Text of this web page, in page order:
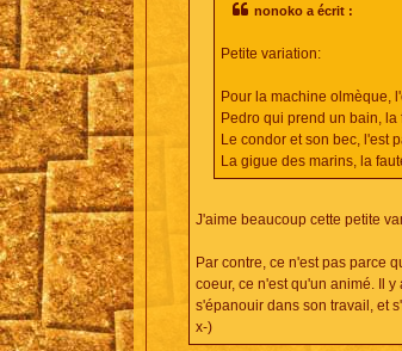
nonoko a écrit :
Petite variation:
Pour la machine olmèque,
Pedro qui prend un bain,
Le condor et son bec, l'est
La gigue des marins, la
J'aime beaucoup cette petite
Par contre, ce n'est pas parce
coeur, ce n'est qu'un animé. Il
s'épanouir dans son travail, et
x-)